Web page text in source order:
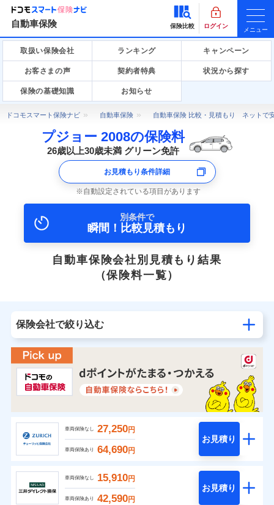
自動車保険 保険比較 ログイン
メニュー
取扱い保険会社 ランキング キャンペーン
お客さまの声 契約者特典 状況から探す
保険の基礎知識 お知らせ
ドコモスマート保険ナビ 自動車保険 自動車保険 比較・見積もり ネットで
プジョー 2008の保険料
26歳以上30歳未満 グリーン免許
お見積もり条件詳細
自動設定されている項目があります
別条件で
瞬間！比較見積もり
自動車保険会社別見積もり結果
（保険料一覧）
保険会社で絞り込む
車両保険なし 27,250円
車両保険あり 64,690円
お見積り
車両保険なし 15,910円
車両保険あり 42,590円
お見積り